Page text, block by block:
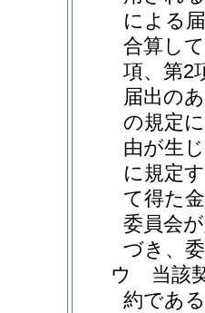
による
合算し
項、第2
届出の
の規定
由が生
に規定
て得た
委員会
づき、
ウ
当該
約であ